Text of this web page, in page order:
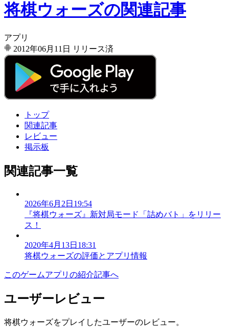
将棋ウォーズの関連記事
アプリ
2012年06月11日
リリース済
トップ
関連記事
レビュー
掲示板
関連記事一覧
2026年6月2日19:54
『将棋ウォーズ』新対局モード「詰めバト」をリリー
ス！
2020年4月13日18:31
将棋ウォーズの評価とアプリ情報
このゲームアプリの紹介記事へ
ユーザーレビュー
将棋ウォーズをプレイしたユーザーのレビュー。